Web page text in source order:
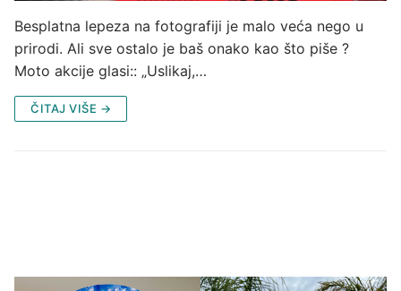
Besplatna lepeza na fotografiji je malo veća nego u
prirodi. Ali sve ostalo je baš onako kao što piše ?
Moto akcije glasi:: „Uslikaj,…
ČITAJ VIŠE →